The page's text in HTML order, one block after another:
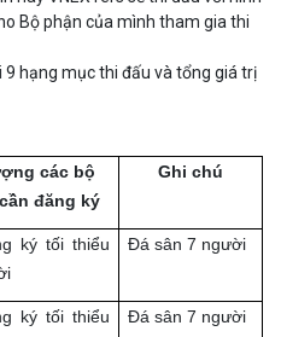
Bộ phận của mình tham gia thi
9 hạng mục thi đấu và tổng giá trị
các bộ
đăng ký
Ghi chú
ký tối thiểu
Đá sân 7 người
ký tối thiểu
Đá sân 7 người